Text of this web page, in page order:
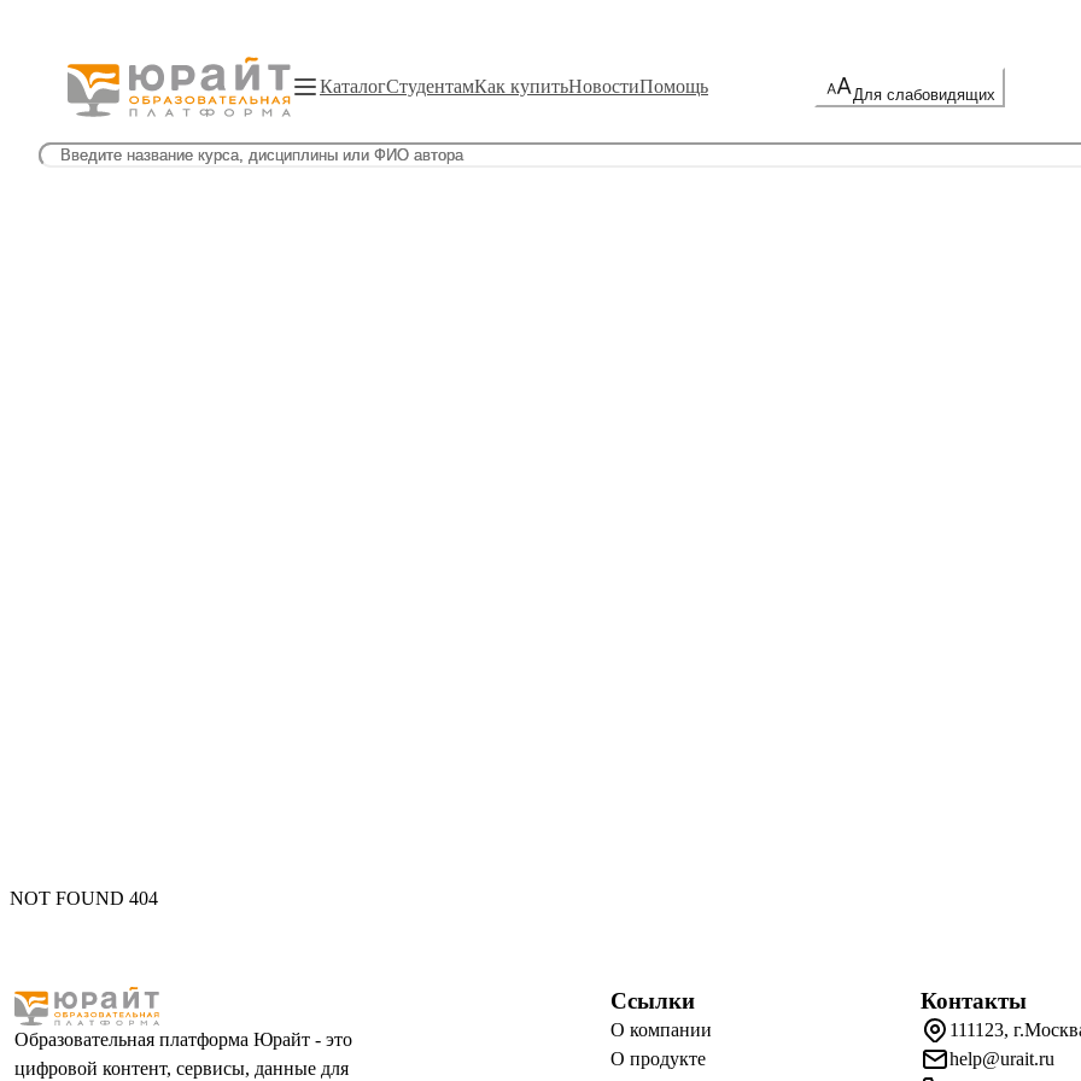
КаталогСтудентамКак купитьНовостиПомощь Для слабовидящих
NOT FOUND 404
Образовательная платформа Юрайт - это
цифровой контент, сервисы, данные для
Ссылки
О компании
О продукте
Контакты
111123,
help@urait.ru